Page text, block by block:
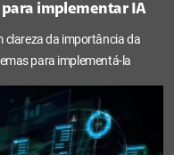
implementar IA
clareza da importância da
para implementá-la